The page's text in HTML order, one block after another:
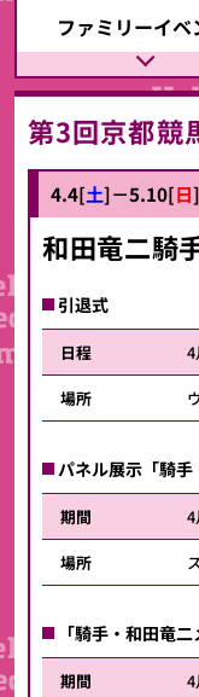
ファミリーイベ
第3回京都競
4.4[土]－5.10[日]
和田竜二騎
引退式
日程
場所
パネル展示「騎手
期間
場所
「騎手・和田竜
期間